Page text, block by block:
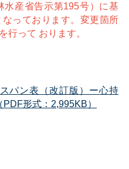
水産省告示第195号）に基
っております。変更箇所
行って おります。
パン表（改訂版）ー心持
形式：2,995KB）